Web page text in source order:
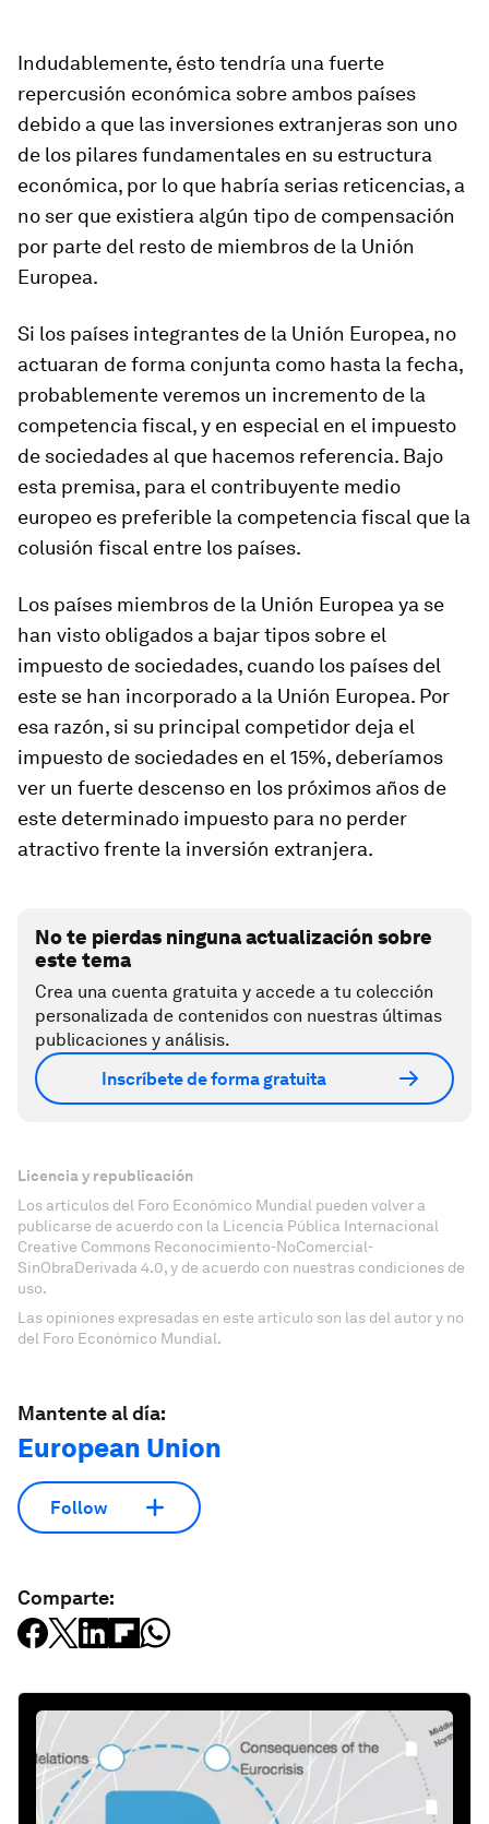
Indudablemente, ésto tendría una fuerte
repercusión económica sobre ambos países
debido a que las inversiones extranjeras son uno
de los pilares fundamentales en su estructura
económica, por lo que habría serias reticencias, a
no ser que existiera algún tipo de compensación
por parte del resto de miembros de la Unión
Europea.
Si los países integrantes de la Unión Europea, no
actuaran de forma conjunta como hasta la fecha,
probablemente veremos un incremento de la
competencia fiscal, y en especial en el impuesto
de sociedades al que hacemos referencia. Bajo
esta premisa, para el contribuyente medio
europeo es preferible la competencia fiscal que la
colusión fiscal entre los países.
Los países miembros de la Unión Europea ya se
han visto obligados a bajar tipos sobre el
impuesto de sociedades, cuando los países del
este se han incorporado a la Unión Europea. Por
esa razón, si su principal competidor deja el
impuesto de sociedades en el 15%, deberíamos
ver un fuerte descenso en los próximos años de
este determinado impuesto para no perder
atractivo frente la inversión extranjera.
No te pierdas ninguna actualización sobre
este tema
Crea una cuenta gratuita y accede a tu colección
personalizada de contenidos con nuestras últimas
publicaciones y análisis.
Inscríbete de forma gratuita
Licencia y republicación
Los artículos del Foro Económico Mundial pueden volver a
publicarse de acuerdo con la Licencia Pública Internacional
Creative Commons Reconocimiento-NoComercial-
SinObraDerivada 4.0, y de acuerdo con nuestras condiciones de
uso.
Las opiniones expresadas en este artículo son las del autor y no
del Foro Económico Mundial.
Mantente al día:
European Union
Follow
Comparte: